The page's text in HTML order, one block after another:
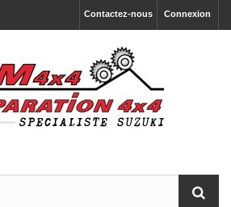
Connexion
Contactez-nous